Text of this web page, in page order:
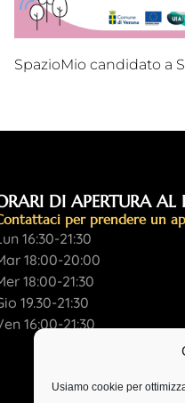
Usiamo cookie per
SpazioMio candidato a
DI APERTURA AL
per prendere un
16:30-21:30
18:00-20:00
18:00-21:30
19.30-21:30
16:00-21:30